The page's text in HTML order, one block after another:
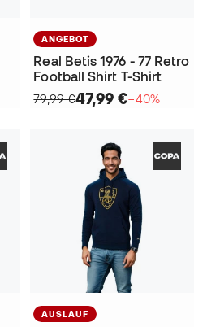
ANGEBOT
Real Betis 1976 - 77 Retro
Football Shirt T-Shirt
79,99 €47,99 €−40%
AUSLAUF